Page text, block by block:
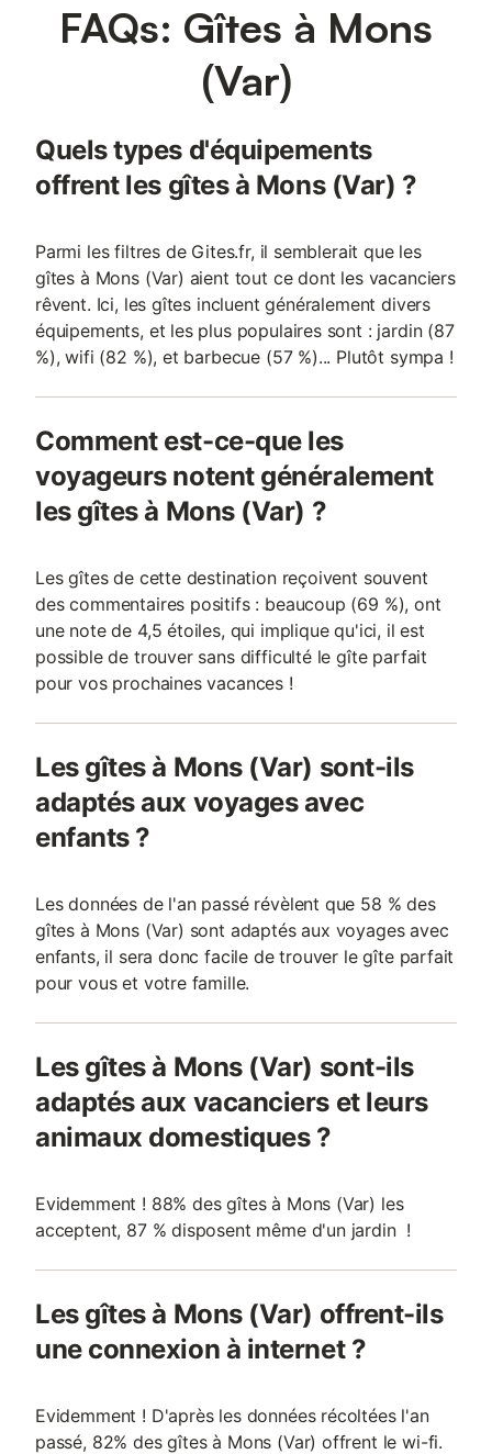
FAQs: Gîtes à Mons
(Var)
Quels types d'équipements
offrent les gîtes à Mons (Var) ?
Parmi les filtres de Gites.fr, il semblerait que les
gîtes à Mons (Var) aient tout ce dont les vacanciers
rêvent. Ici, les gîtes incluent généralement divers
équipements, et les plus populaires sont : jardin (87
%), wifi (82 %), et barbecue (57 %)... Plutôt sympa !
Comment est-ce-que les
voyageurs notent généralement
les gîtes à Mons (Var) ?
Les gîtes de cette destination reçoivent souvent
des commentaires positifs : beaucoup (69 %), ont
une note de 4,5 étoiles, qui implique qu'ici, il est
possible de trouver sans difficulté le gîte parfait
pour vos prochaines vacances !
Les gîtes à Mons (Var) sont-ils
adaptés aux voyages avec
enfants ?
Les données de l'an passé révèlent que 58 % des
gîtes à Mons (Var) sont adaptés aux voyages avec
enfants, il sera donc facile de trouver le gîte parfait
pour vous et votre famille.
Les gîtes à Mons (Var) sont-ils
adaptés aux vacanciers et leurs
animaux domestiques ?
Evidemment ! 88% des gîtes à Mons (Var) les
acceptent, 87 % disposent même d'un jardin !
Les gîtes à Mons (Var) offrent-ils
une connexion à internet ?
Evidemment ! D'après les données récoltées l'an
passé, 82% des gîtes à Mons (Var) offrent le wi-fi.